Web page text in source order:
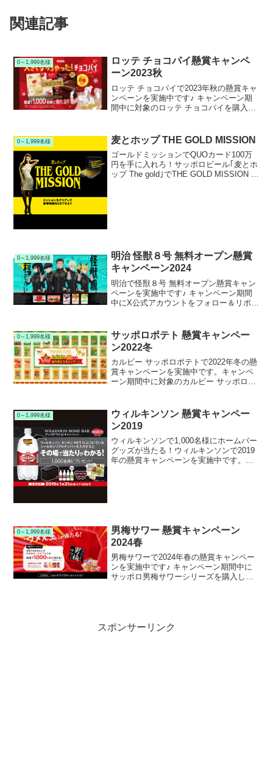
関連記事
0～1,999名様
ロッテ チョコパイ懸賞キャンペ
ーン2023秋
ロッテ チョコパイで2023年秋の懸賞キャ
ンペーンを実施中です♪ キャンペーン期
間中に対象のロッテ チョコパイを購入し
0～1,999名様 麦とホップ THE GOLD MISSION
ゴールドミッションでQUOカード100万
円を手に入れろ！サッポロビール｢麦とホ
ップ The gold｣でTHE GOLD MISSION キ
0～1,999名様
明治 怪獣８号 無料オープン懸賞
キャンペーン2024
明治で怪獣８号 無料オープン懸賞キャン
ペーンを実施中です♪ キャンペーン期間
中にX公式アカウントをフォロー＆リポス
ります。
0～1,999名様
サッポロポテト 懸賞キャンペー
ン2022冬
カルビー サッポロポテトで2022年冬の懸
賞キャンペーンを実施中です。キャンペ
ーン期間中に対象のカルビー サッポロポ
ります。
0～1,999名様
ウィルキンソン 懸賞キャンペー
ン2019
ウィルキンソンで1,000名様にホームバー
グッズが当たる！ウィルキンソンで2019
年の懸賞キャンペーンを実施中です。キ
0～1,999名様
男梅サワー 懸賞キャンペーン
2024春
男梅サワーで2024年春の懸賞キャンペー
ンを実施中です♪ キャンペーン期間中に
サッポロ男梅サワーシリーズを購入して
スポンサーリンク